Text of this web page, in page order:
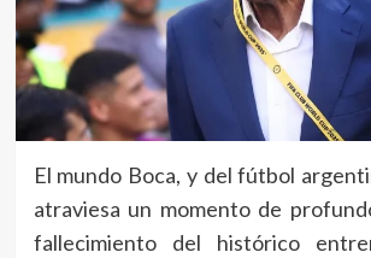
El mundo Boca, y del fútbol
atraviesa un momento de
fallecimiento del histórico